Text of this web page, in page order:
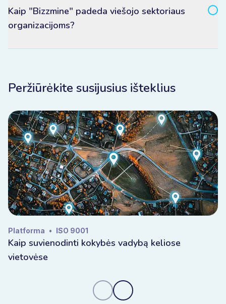
Kaip "Bizzmine" padeda viešojo sektoriaus
organizacijoms?
Peržiūrėkite susijusius išteklius
Platforma • ISO 9001
Kaip suvienodinti kokybės vadybą keliose
vietovėse